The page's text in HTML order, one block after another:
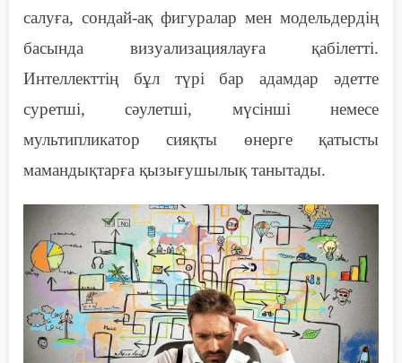
салуға, сондай-ақ фигуралар мен модельдердің
басында визуализациялауға қабілетті.
Интеллекттің бұл түрі бар адамдар әдетте
суретші, сәулетші, мүсінші немесе
мультипликатор сияқты өнерге қатысты
мамандықтарға қызығушылық танытады.